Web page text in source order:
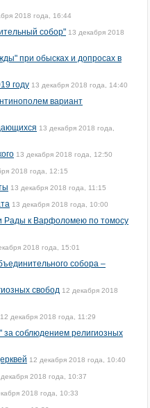
2018 года, 16:44
собор" 13 декабря 2018
при обысках и допросах в
году 13 декабря 2018 года, 14:40
вариант
13 декабря 2018 года,
13 декабря 2018 года, 12:50
2018 года, 12:15
13 декабря 2018 года, 11:15
13 декабря 2018 года, 10:00
Рады к Варфоломею по томосу
2018 года, 15:01
собора –
свобод 12 декабря 2018
12 декабря 2018 года, 11:29
за соблюдением религиозных
12 декабря 2018 года, 10:40
2018 года, 10:37
2018 года, 10:33